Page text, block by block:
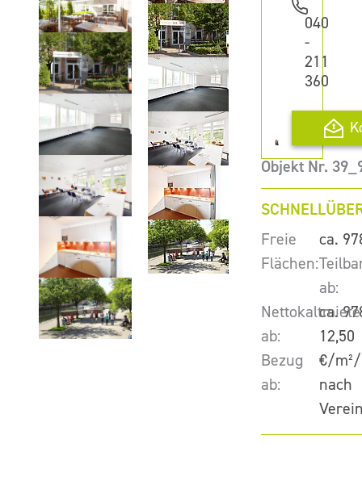
040
-
211
360
Objekt Nr.
Freie
Flächen:
ca.
ab:
ca.
Nettokaltmiete
ab:
12,50
€/
Bezug
ab:
nach